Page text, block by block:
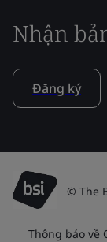
Nhận
Đăng ký
© The
Thông báo về